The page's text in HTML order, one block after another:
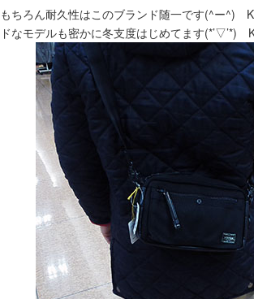
もちろん耐久性はこのブランド随一です(^ー^)
ドなモデルも密かに冬支度はじめてます(*’▽’*)